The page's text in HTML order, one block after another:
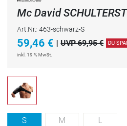
Mc David
Art.Nr.: 463-schwarz-S
59,46 € | UVP 69,95 € DU
inkl. 19 % MwSt.
S M L